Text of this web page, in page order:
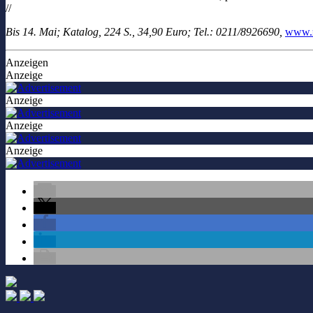
//
Bis 14. Mai; Katalog, 224 S., 34,90 Euro; Tel.: 0211/8926690,
Anzeigen
Anzeige
Anzeige
Anzeige
Anzeige